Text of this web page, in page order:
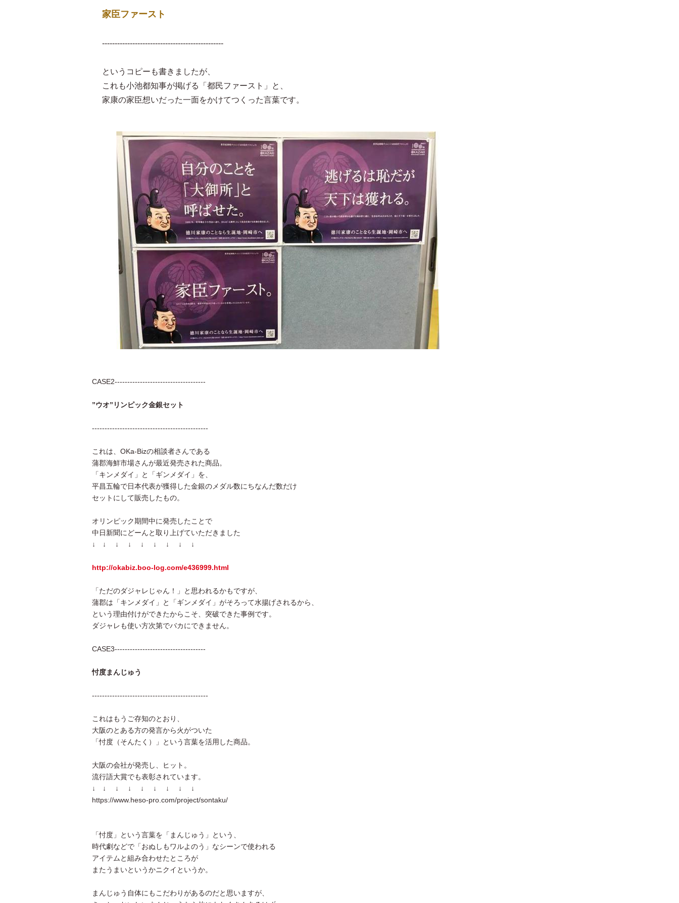
家臣ファースト
------------------------------------------------
というコピーも書きましたが、
これも小池都知事が掲げる「都民ファースト」と、
家康の家臣想いだった一面をかけてつくった言葉です。
CASE2------------------------------------
”ウオ”リンピック金銀セット
----------------------------------------------
これは、OKa-Bizの相談者さんである
蒲郡海鮮市場さんが最近発売された商品。
「キンメダイ」と「ギンメダイ」を、
平昌五輪で日本代表が獲得した金銀のメダル数にちなんだ数だけ
セットにして販売したもの。
オリンピック期間中に発売したことで
中日新聞にどーんと取り上げていただきました
↓ ↓ ↓ ↓ ↓ ↓ ↓ ↓ ↓
http://okabiz.boo-log.com/e436999.html
「ただのダジャレじゃん！」と思われるかもですが、
蒲郡は「キンメダイ」と「ギンメダイ」がそろって水揚げされるから、
という理由付けができたからこそ、突破できた事例です。
ダジャレも使い方次第でバカにできません。
CASE3------------------------------------
忖度まんじゅう
----------------------------------------------
これはもうご存知のとおり、
大阪のとある方の発言から火がついた
「忖度（そんたく）」という言葉を活用した商品。
大阪の会社が発売し、ヒット。
流行語大賞でも表彰されています。
↓ ↓ ↓ ↓ ↓ ↓ ↓ ↓ ↓
https://www.heso-pro.com/project/sontaku/
「忖度」という言葉を「まんじゅう」という、
時代劇などで「おぬしもワルよのう」なシーンで使われる
アイテムと組み合わせたところが
またうまいというかニクイというか。
まんじゅう自体にもこだわりがあるのだと思いますが、